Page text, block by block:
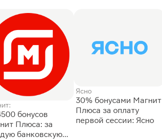
бонусов
Плюса: за
банковскую
Ясно
30% бонусами Магнит
Плюса за оплату
первой сессии: Ясно